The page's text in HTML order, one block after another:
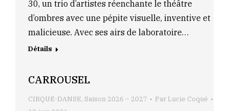
30, un trio d’artistes réenchante le théâtre
d’ombres avec une pépite visuelle, inventive et
malicieuse. Avec ses airs de laboratoire…
Détails
CARROUSEL
CIRQUE-DANSE, Saison 2026 – 2027 Par Lucie Coqué